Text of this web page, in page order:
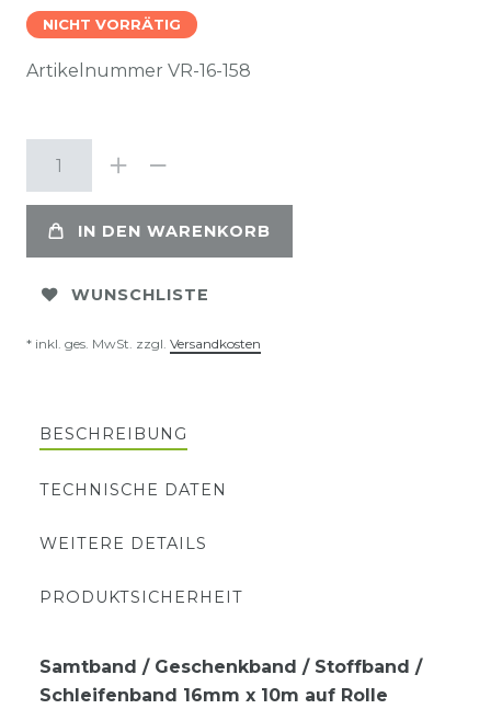
NICHT VORRÄTIG
Artikelnummer VR-16-158
IN DEN WARENKORB
WUNSCHLISTE
* inkl. ges. MwSt. zzgl. Versandkosten
BESCHREIBUNG
TECHNISCHE DATEN
WEITERE DETAILS
PRODUKTSICHERHEIT
Samtband / Geschenkband / Stoffband /
Schleifenband 16mm x 10m auf Rolle